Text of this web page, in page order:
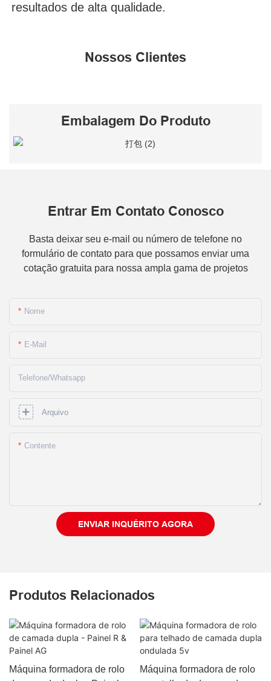
resultados de alta qualidade.
Nossos Clientes
Embalagem Do Produto
Entrar Em Contato Conosco
Basta deixar seu e-mail ou número de telefone no
formulário de contato para que possamos enviar uma
cotação gratuita para nossa ampla gama de projetos
Nome
E-Mail
Telefone/whatsapp
Arquivo
Contente
ENVIAR INQUÉRITO AGORA
Produtos Relacionados
Máquina formadora de rolo
Máquina formadora de rolo